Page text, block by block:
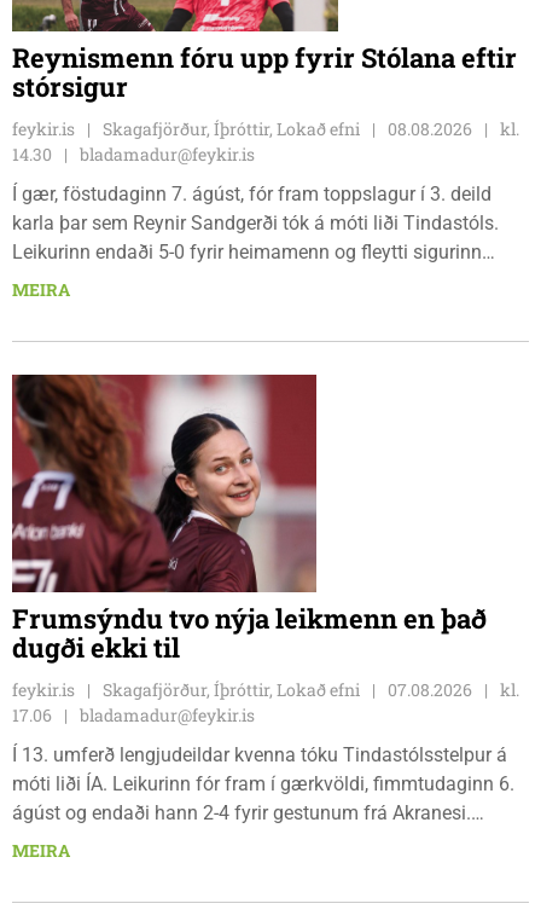
Reynismenn fóru upp fyrir Stólana eftir
stórsigur
feykir.is Skagafjörður, Íþróttir, Lokað efni 08.08.2026
kl.
14.30
bladamadur@feykir.is
Í gær, föstudaginn 7. ágúst, fór fram toppslagur í 3. deild
karla þar sem Reynir Sandgerði tók á móti liði Tindastóls.
Leikurinn endaði 5-0 fyrir heimamenn og fleytti sigurinn
Reynismönnum á topp deildarinnar en Stólunum í annað
leiknum.
MEIRA
Frumsýndu tvo nýja leikmenn en það
dugði ekki til
feykir.is Skagafjörður, Íþróttir, Lokað efni 07.08.2026
kl.
17.06
bladamadur@feykir.is
Í 13. umferð lengjudeildar kvenna tóku Tindastólsstelpur á
móti liði ÍA. Leikurinn fór fram í gærkvöldi, fimmtudaginn 6.
ágúst og endaði hann 2-4 fyrir gestunum frá Akranesi.
Tindastólsliðið frumsýndi tvo nýja leikmenn en þær dönsku
tvíburar.
MEIRA